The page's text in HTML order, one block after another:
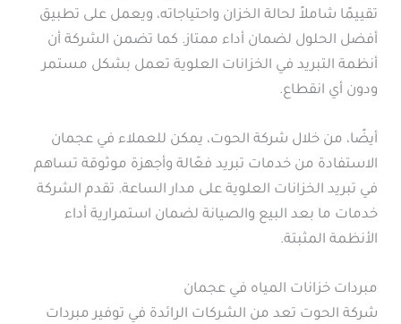
تقييمًا شاملاً لحالة الخزان واحتياجاته، ويعمل على تطبيق
أفضل الحلول لضمان أداء ممتاز. كما تضمن الشركة أن
أنظمة التبريد في الخزانات العلوية تعمل بشكل مستمر
ودون أي انقطاع.
أيضًا، من خلال شركة الحوت، يمكن للعملاء في عجمان
الاستفادة من خدمات تبريد فعّالة وأجهزة موثوقة تساهم
في تبريد الخزانات العلوية على مدار الساعة. تقدم الشركة
خدمات ما بعد البيع والصيانة لضمان استمرارية أداء
الأنظمة المثبتة.
مبردات خزانات المياه في عجمان
شركة الحوت تعد من الشركات الرائدة في توفير مبردات